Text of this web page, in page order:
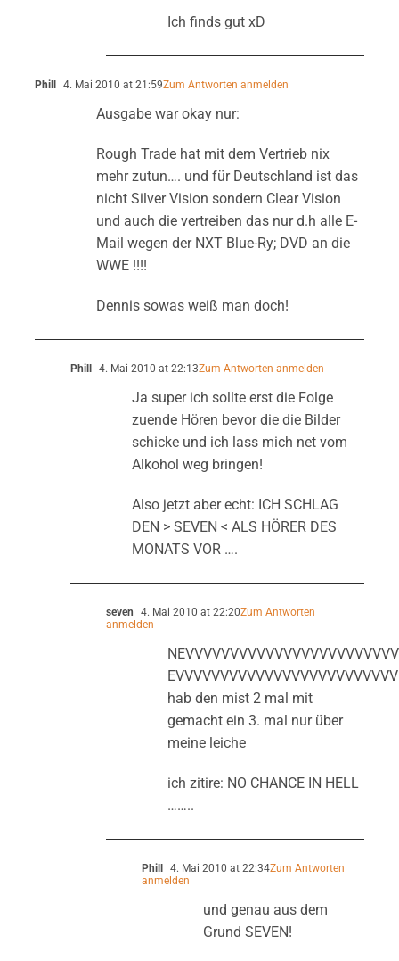
Ich finds gut xD
Phill 4. Mai 2010 at 21:59Zum Antworten anmelden
Ausgabe war okay nur:
Rough Trade hat mit dem Vertrieb nix
mehr zutun…. und für Deutschland ist das
nicht Silver Vision sondern Clear Vision
und auch die vertreiben das nur d.h alle E-
Mail wegen der NXT Blue-Ry; DVD an die
WWE !!!!
Dennis sowas weiß man doch!
Phill 4. Mai 2010 at 22:13Zum Antworten anmelden
Ja super ich sollte erst die Folge
zuende Hören bevor die die Bilder
schicke und ich lass mich net vom
Alkohol weg bringen!
Also jetzt aber echt: ICH SCHLAG
DEN > SEVEN < ALS HÖRER DES
MONATS VOR ….
seven 4. Mai 2010 at 22:20Zum Antworten
anmelden
hab den mist 2 mal mit
gemacht ein 3. mal nur über
meine leiche
ich zitire: NO CHANCE IN HELL
……..
Phill 4. Mai 2010 at 22:34Zum Antworten
anmelden
und genau aus dem
Grund SEVEN!